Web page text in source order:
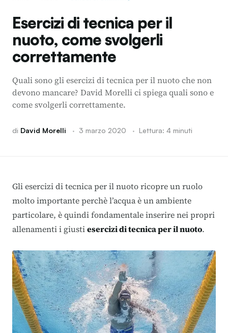
Esercizi di tecnica per il
nuoto, come svolgerli
correttamente
Quali sono gli esercizi di tecnica per il nuoto che non
devono mancare? David Morelli ci spiega quali sono e
come svolgerli correttamente.
di David Morelli · 3 marzo 2020 · Lettura: 4 minuti
Gli esercizi di tecnica per il nuoto ricopre un ruolo
molto importante perchè l’acqua è un ambiente
particolare, è quindi fondamentale inserire nei propri
allenamenti i giustiesercizi di tecnica per il nuoto.